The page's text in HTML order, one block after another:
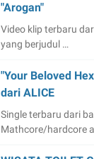
"Arogan"
Video klip terbaru
yang berjudul …
"Your Beloved
dari ALICE
Single terbaru dari
Mathcore/hardcore